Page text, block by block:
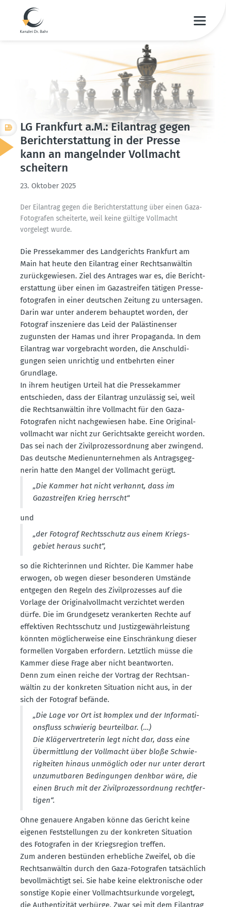
LG Frankfurt a.M.: Eilantrag gegen
Bericht­erstattung in der Presse
kann an mangelnder Vollmacht
scheitern
23. Oktober 2025
Der Eilantrag gegen die Bericht­erstattung über einen Gaza-
Fotografen schei­terte, weil keine gültige Vollmacht
vorgelegt wurde.
Die Presse­kammer des Landge­richts Frankfurt am
Main hat heute den Eilantrag einer Rechts­an­wältin
zurück­ge­wiesen. Ziel des Antrages war es, die Bericht­
erstattung über einen im Gazastreifen tätigen Presse­
fo­to­grafen in einer deutschen Zeitung zu unter­sagen.
Darin war unter anderem behauptet worden, der
Fotograf insze­niere das Leid der Paläs­ti­nenser
zugunsten der Hamas und ihrer Propa­ganda. In dem
Eilantrag war vorge­bracht worden, die Anschul­di­
gungen seien unrichtig und entbehrten einer
Grundlage.
In ihrem heutigen Urteil hat die Presse­kammer
entschieden, dass der Eilantrag unzulässig sei, weil
die Rechts­an­wältin ihre Vollmacht für den Gaza-
Fotografen nicht nachge­wiesen habe. Eine Origi­nal­
voll­macht war nicht zur Gerichtsakte gereicht worden.
Das sei nach der Zivil­pro­zess­ordnung aber zwingend.
Das deutsche Medien­un­ter­nehmen als Antrags­geg­
nerin hatte den Mangel der Vollmacht gerügt.
„Die Kammer hat nicht verkannt, dass im
Gazastreifen Krieg herrscht“
und
„der Fotograf Rechts­schutz aus einem Kriegs­
gebiet heraus sucht“,
so die Richte­rinnen und Richter. Die Kammer habe
erwogen, ob wegen dieser beson­deren Umstände
entgegen den Regeln des Zivil­pro­zesses auf die
Vorlage der Origi­nal­voll­macht verzichtet werden
dürfe. Die im Grund­gesetz veran­kerten Rechte auf
effek­tiven Rechts­schutz und Justiz­ge­währ­leistung
könnten mögli­cher­weise eine Einschränkung dieser
formellen Vorgaben erfordern. Letztlich müsse die
Kammer diese Frage aber nicht beant­worten.
Denn zum einen reiche der Vortrag der Rechts­an­
wältin zu der konkreten Situation nicht aus, in der
sich der Fotograf befände.
„Die Lage vor Ort ist komplex und der Infor­ma­ti­
ons­fluss schwierig beurteilbar. (…)
Die Kläger­ver­tre­terin legt nicht dar, dass eine
Übermittlung der Vollmacht über bloße Schwie­
rig­keiten hinaus unmöglich oder nur unter derart
unzumut­baren Bedin­gungen denkbar wäre, die
einen Bruch mit der Zivil­pro­zess­ordnung recht­fer­
tigen“.
Ohne genauere Angaben könne das Gericht keine
eigenen Feststel­lungen zu der konkreten Situation
des Fotografen in der Kriegs­region treffen.
Zum anderen bestünden erheb­liche Zweifel, ob die
Rechts­an­wältin durch den Gaza-Fotografen tatsächlich
bevoll­mächtigt sei. Sie habe keine elektro­nische oder
sonstige Kopie einer Vollmachts­ur­kunde vorgelegt,
die Authen­ti­zität verbürge. Zwar sei mit dem Eilantrag